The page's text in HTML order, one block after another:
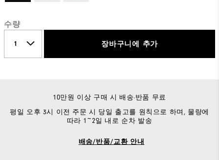
수량
장바구니에 추가
10만원 이상 구매 시 배송·반품 무료
평일 오후 3시 이전 주문 시 당일 출고를 원칙으로 하며, 물량에
따라 1~2일 내로 순차 발송
배송/반품/교환 안내